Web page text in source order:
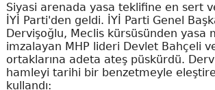
Siyasi arenada yasa teklifine en sert
İYİ Parti'den geldi. İYİ Parti Genel
Dervişoğlu, Meclis kürsüsünden yasa
imzalayan MHP lideri Devlet Bahçeli
ortaklarına adeta ateş püskürdü.
hamleyi tarihi bir benzetmeyle
kullandı: